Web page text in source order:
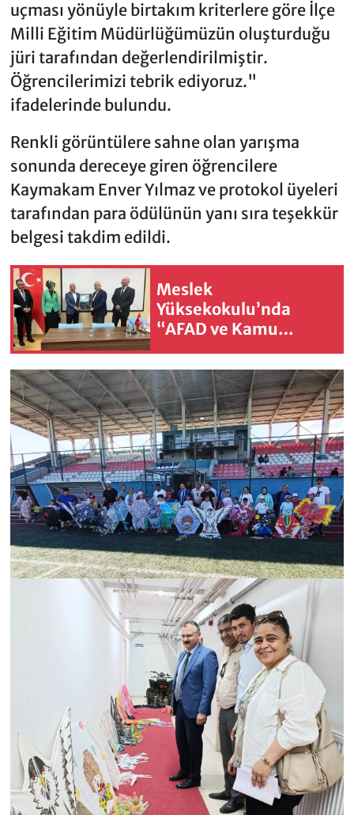
uçması yönüyle birtakım kriterlere göre İlçe
Milli Eğitim Müdürlüğümüzün oluşturduğu
jüri tarafından değerlendirilmiştir.
Öğrencilerimizi tebrik ediyoruz."
ifadelerinde bulundu.
Renkli görüntülere sahne olan yarışma
sonunda dereceye giren öğrencilere
Kaymakam Enver Yılmaz ve protokol üyeleri
tarafından para ödülünün yanı sıra teşekkür
belgesi takdim edildi.
Meslek
Yüksekokulu’nda
“AFAD ve Kamu
Yönetimi” Konferansı
Düzenlendi